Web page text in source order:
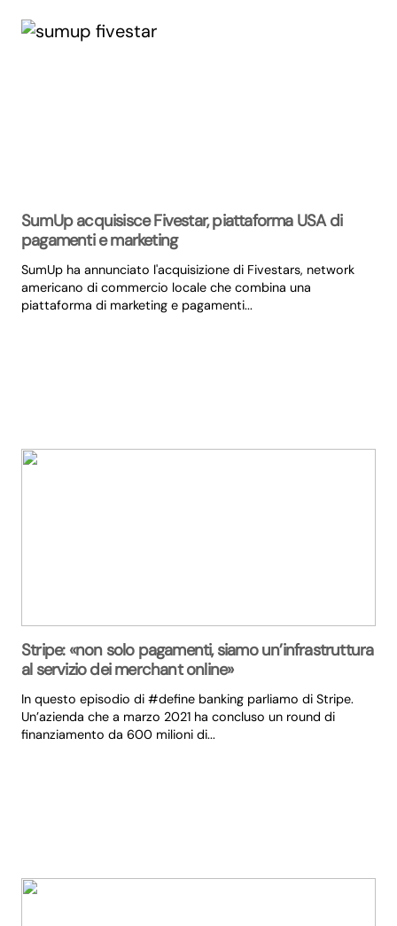
SumUp acquisisce Fivestar, piattaforma USA di
pagamenti e marketing
SumUp ha annunciato l'acquisizione di Fivestars, network
americano di commercio locale che combina una
piattaforma di marketing e pagamenti...
Stripe: «non solo pagamenti, siamo un’infrastruttura
al servizio dei merchant online»
In questo episodio di #define banking parliamo di Stripe.
Un’azienda che a marzo 2021 ha concluso un round di
finanziamento da 600 milioni di...